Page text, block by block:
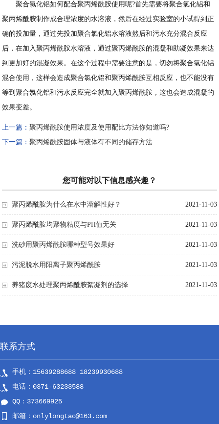
聚合氯化铝如何配合聚丙烯酰胺使用呢?首先需要将聚合氯化铝和
聚丙烯酰胺制作成合理浓度的水溶液，然后在经过实验室的小试得到正
确的投加量，通过先投加聚合氯化铝水溶液然后和污水充分混合反应
后，在加入聚丙烯酰胺水溶液，通过聚丙烯酰胺的混凝和助凝效果来达
到更加好的混凝效果。在这个过程中需要注意的是，切勿将聚合氯化铝
混合使用，这样会造成聚合氯化铝和聚丙烯酰胺互相反应，也不能没有
等到聚合氯化铝和污水反应完全就加入聚丙烯酰胺，这也会造成混凝的
效果变差。
上一篇：聚丙烯酰胺使用浓度及使用配比方法你知道吗?
下一篇：聚丙烯酰胺固体与液体有不同的储存方法
您可能对以下信息感兴趣？
2021-11-03
聚丙烯酰胺为什么在水中溶解性好？
2021-11-03
聚丙烯酰胺均聚物粘度与PH值无关
2021-11-03
洗砂用聚丙烯酰胺哪种型号效果好
2021-11-03
污泥脱水用阳离子聚丙烯酰胺
2021-11-03
养猪废水处理聚丙烯酰胺絮凝剂的选择
联系方式
手机：15639288688 18239930688
电话：0371-63233588
QQ：373669925
邮箱：onlylongtao@163.com